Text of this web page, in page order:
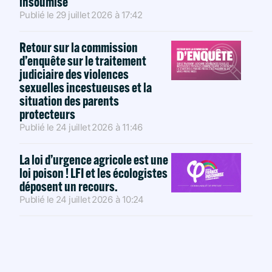
Publié le 29 juillet 2026 à 17:42
Retour sur la commission
d’enquête sur le traitement
judiciaire des violences
sexuelles incestueuses et la
situation des parents
protecteurs
Publié le 24 juillet 2026 à 11:46
La loi d’urgence agricole est une
loi poison ! LFI et les écologistes
déposent un recours.
Publié le 24 juillet 2026 à 10:24